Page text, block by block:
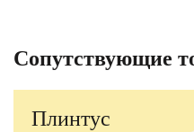
Сопутствующие
Плинтус